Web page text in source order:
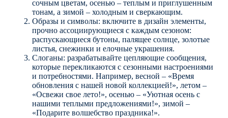
сочным цветам, осенью – теплым и приглушенным
тонам, а зимой – холодным и сверкающим.
Образы и символы: включите в дизайн элементы,
прочно ассоциирующиеся с каждым сезоном:
распускающиеся бутоны, палящее солнце, золотые
листья, снежинки и елочные украшения.
Слоганы: разрабатывайте цепляющие сообщения,
которые перекликаются с сезонными настроениями
и потребностями. Например, весной – «Время
обновления с нашей новой коллекцией!», летом –
«Освежи свое лето!», осенью – «Уютная осень с
нашими теплыми предложениями!», зимой –
«Подарите волшебство праздника!».